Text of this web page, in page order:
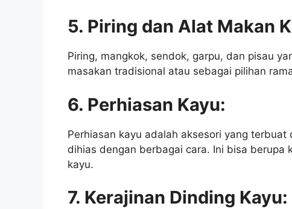
5. Piring dan Alat Makan
Piring, mangkok, sendok, garpu, dan pisau
masakan tradisional atau sebagai pilihan
6. Perhiasan Kayu:
Perhiasan kayu adalah aksesori yang
dihias dengan berbagai cara. Ini bisa berupa
kayu.
7. Kerajinan Dinding Kayu: